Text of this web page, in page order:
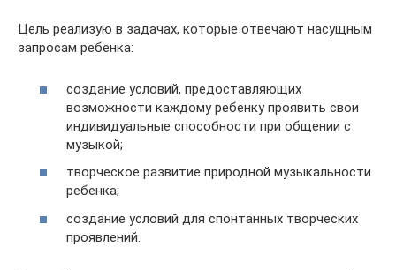
Цель реализую в задачах, которые отвечают насущным
запросам ребенка:
создание условий, предоставляющих
возможности каждому ребенку проявить свои
индивидуальные способности при общении с
музыкой;
творческое развитие природной музыкальности
ребенка;
создание условий для спонтанных творческих
проявлений.